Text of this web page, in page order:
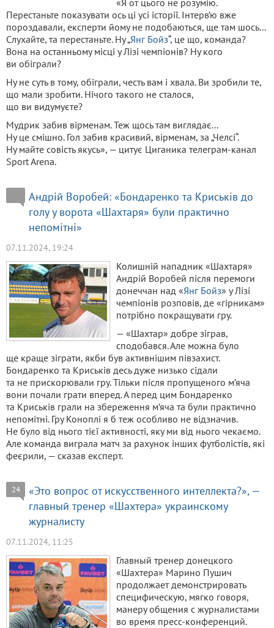
«Я от цього не розумію.
Перестаньте показувати ось ці усі історії. Інтерв’ю вже
пороздавали, експерти йому не подобаються, ще там шось...
Слухайте, та перестаньте. Ну „Янг Бойз“, це що, команда?
Вона на останньому місці у Лізі чемпіонів? Ну кого
ви обіграли?
Ну не суть в тому, обіграли, честь вам і хвала. Ви зробили те,
що мали зробити. Нічого такого не сталося,
що ви видумуєте?
Мудрик забив вірменам. Теж щось там виглядає...
Ну це смішно. Гол забив красивий, вірменам, за „Челсі“.
Ну майте совість якусь», — цитує Циганика телеграм-канал
Sport Arena.
Андрій Воробей: «Бондаренко та Криськів до
голу у ворота «Шахтаря» були практично
непомітні»
07.11.2024, 19:24
Колишній нападник «Шахтаря»
Андрій Воробей після перемоги
донеччан над «Янг Бойз» у Лізі
чемпіонів розповів, де «гірникам»
потрібно покращувати гру.
— «Шахтар» добре зіграв,
сподобався. Але можна було
ще краще зіграти, якби був активнішим півзахист.
Бондаренко та Криськів десь дуже низько сідали
та не прискорювали гру. Тільки після пропущеного м’яча
вони почали грати вперед. А перед цим Бондаренко
та Криськів грали на збереження м’яча та були практично
непомітні. Гру Коноплі я б теж особливо не відзначив.
Не було від нього тієї активності, яку ми від нього чекаємо.
Але команда виграла матч за рахунок інших футболістів, які
феєрили, — сказав експерт.
24
«Это вопрос от искусственного интеллекта?», —
главный тренер «Шахтера» украинскому
журналисту
07.11.2024, 11:25
Главный тренер донецкого
«Шахтера» Марино Пушич
продолжает демонстрировать
специфическую, мягко говоря,
манеру общения с журналистами
во время пресс-конференций.